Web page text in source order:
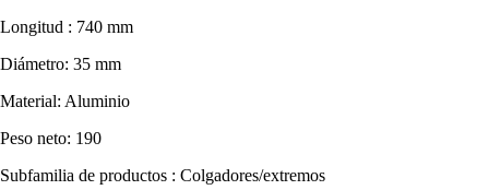
Longitud : 740 mm
Diámetro: 35 mm
Material: Aluminio
Peso neto: 190
Subfamilia de productos : Colgadores/extremos